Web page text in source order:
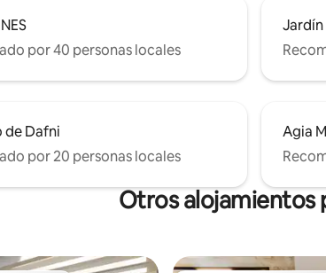
por 40 personas locales
de Dafni
por 20 personas locales
Agia
Otros alojamientos